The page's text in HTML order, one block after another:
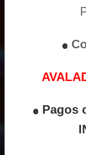
Pagos